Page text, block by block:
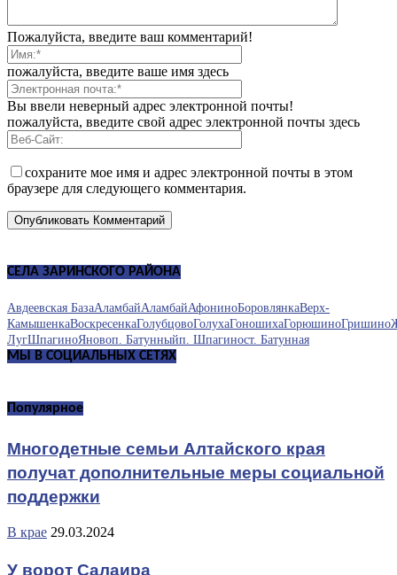
Пожалуйста, введите ваш комментарий!
пожалуйста, введите ваше имя здесь
Вы ввели неверный адрес электронной почты!
пожалуйста, введите свой адрес электронной почты здесь
сохраните мое имя и адрес электронной почты в этом
браузере для следующего комментария.
СЕЛА ЗАРИНСКОГО РАЙОНА
Авдеевская БазаАламбайАламбайАфониноБоровлянкаВерх-
КамышенкаВоскресенкаГолубцовоГолухаГоношихаГорюшиноГришино
ЛугШпагиноЯновоп. Батунныйп. Шпагиност. Батунная
МЫ В СОЦИАЛЬНЫХ СЕТЯХ
Популярное
Многодетные семьи Алтайского края
получат дополнительные меры социальной
поддержки
В крае 29.03.2024
У ворот Салаира